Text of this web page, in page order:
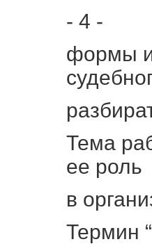
- 4 -
формы и
Тема
ее роль
в
Термин